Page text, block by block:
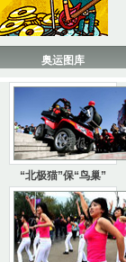
奥运图库
“北极猫”保“鸟巢”